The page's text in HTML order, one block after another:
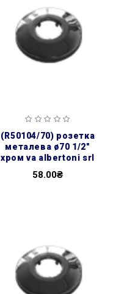
(r50104/70) розетка
металева ø70 1/2″
хром va albertoni srl
58.00₴